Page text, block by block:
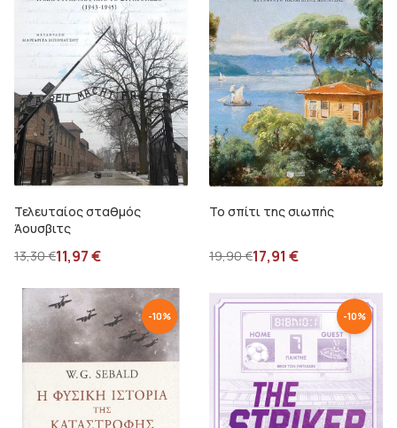
Τελευταίος σταθμός
Άουσβιτς
13,30€11,97€
Το σπίτι της σιωπής
19,90€17,91 €
-10% -10%